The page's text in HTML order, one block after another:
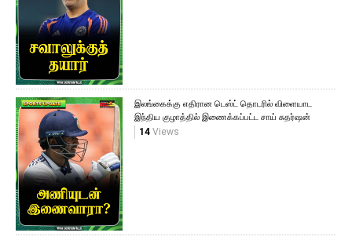
இலங்கைக்கு எதிரான டெஸ்ட் தொடரில் விளையாட
இந்திய குழாத்தில் இணைக்கப்பட்ட சாய் சுதர்ஷன்
14Views